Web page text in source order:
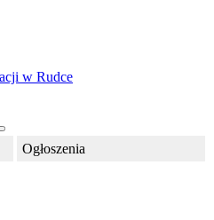
w Rudce
Ogłoszenia